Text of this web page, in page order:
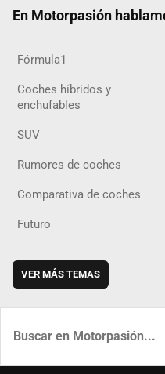
En Motorpasión
Fórmula1
Coches híbridos y
enchufables
SUV
Rumores de coches
Comparativa de coches
Futuro
VER MÁS TEMAS